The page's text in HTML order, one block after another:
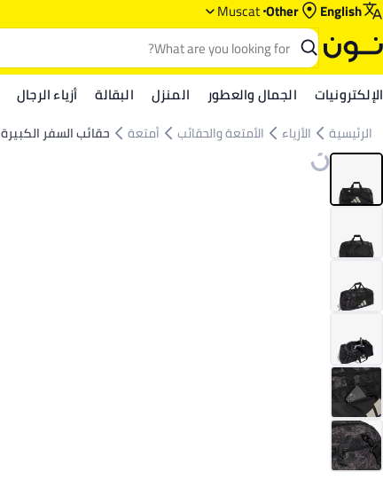
English
Other
Muscat
الإلكترونيات الجمال والعطور المنزل البقالة أزياء الرجال
الرئيسية الأزياء الأمتعة والحقائب أمتعة حقائب السفر الكبيرة